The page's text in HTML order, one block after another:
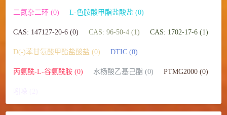
二氮杂二环 (0) L-色胺酸甲酯盐酸盐 (0)
CAS: 147127-20-6 (0) CAS: 96-50-4 (1) CAS: 1702-17-6 (1)
D(-)苯甘氨酸甲酯盐酸盐 (0) DTIC (0)
丙氨酰-L-谷氨酰胺 (0) 水杨酸乙基己酯 (0) PTMG2000 (0)